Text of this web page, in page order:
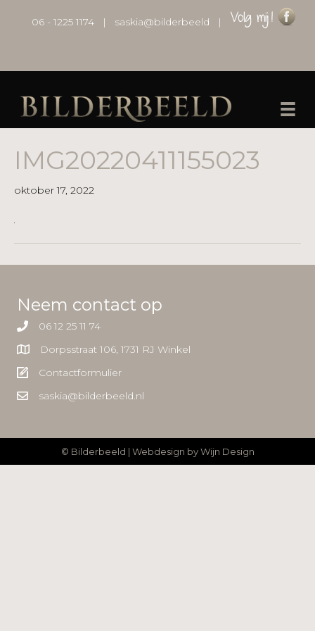
06 - 1225 1174 | saskia@bilderbeeld |
IMG20220411155023
oktober 17, 2022
Neem contact op
06 12 25 11 74
Dorpsstraat 106, 1731 RJ Winkel
Contactformulier
saskia@bilderbeeld.nl
© Bilderbeeld | Webdesign byWijn Design